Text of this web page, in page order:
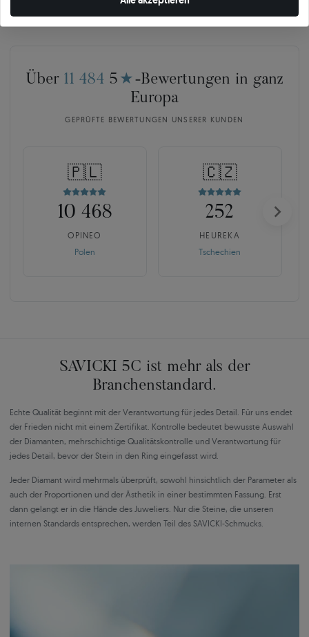
Über 11 484 5 ★ -Bewertungen in ganz
Europa
GEPRÜFTE BEWERTUNGEN UNSERER KUNDEN
🇵🇱
10 468
OPINEO
Polen
🇨🇿
252
HEUREKA
Tschechien
SAVICKI 5C ist mehr als der
Branchenstandard.
Echte Qualität beginnt mit der Verantwortung für jedes Detail. Für uns endet
der Frieden nicht mit einem Zertifikat. Kontrolle bedeutet bewusste Auswahl
der Diamanten, mehrschichtige Qualitätskontrolle und Verantwortung für
jedes Detail, bevor der Stein in den Ring eingefasst wird.
Jeder Diamant wird mehrmals überprüft, sowohl hinsichtlich der Parameter als
auch der Proportionen und der Ästhetik in einer bestimmten Fassung. Erst
dann gelangt er in die Hände des Juweliers. Nur die Steine, die unseren
internen Standards entsprechen, werden Teil des SAVICKI-Schmucks.